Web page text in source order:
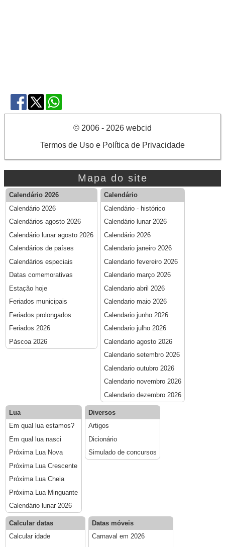
© 2006 - 2026 webcid
Termos de Uso e Política de Privacidade
Mapa do site
Calendário 2026
Calendário 2026
Calendários agosto 2026
Calendário lunar agosto 2026
Calendários de países
Calendários especiais
Datas comemorativas
Estação hoje
Feriados municipais
Feriados prolongados
Feriados 2026
Páscoa 2026
Calendário
Calendário - histórico
Calendário lunar 2026
Calendário 2026
Calendario janeiro 2026
Calendario fevereiro 2026
Calendario março 2026
Calendario abril 2026
Calendario maio 2026
Calendario junho 2026
Calendario julho 2026
Calendario agosto 2026
Calendario setembro 2026
Calendario outubro 2026
Calendario novembro 2026
Calendario dezembro 2026
Lua
Em qual lua estamos?
Em qual lua nasci
Próxima Lua Nova
Próxima Lua Crescente
Próxima Lua Cheia
Próxima Lua Minguante
Calendário lunar 2026
Diversos
Artigos
Dicionário
Simulado de concursos
Calcular datas
Calcular idade
Datas móveis
Carnaval em 2026